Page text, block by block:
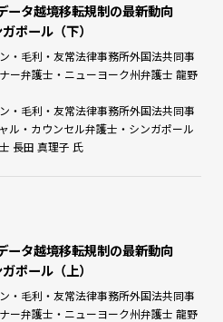
ータ越境移転規制の最新動向
ガポール（下）
・毛利・友常法律事務所外国法共同事
ー弁護士・ニューヨーク州弁護士 龍野
・毛利・友常法律事務所外国法共同事
・カウンセル弁護士・シンガポール
長田 真理子 氏
ータ越境移転規制の最新動向
ガポール（上）
・毛利・友常法律事務所外国法共同事
ー弁護士・ニューヨーク州弁護士 龍野